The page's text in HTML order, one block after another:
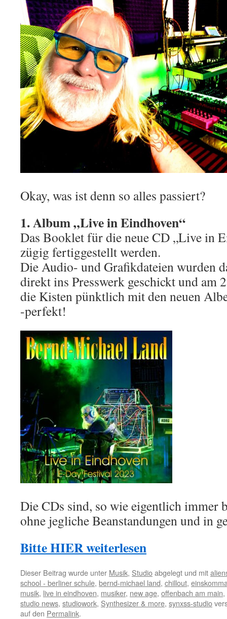
Okay, was ist denn so alles passiert?
1. Album „Live in Eindhoven“
Das Booklet für die neue CD „Live in
zügig fertiggestellt werden.
Die Audio- und Grafikdateien wurden
direkt ins Presswerk geschickt und am
die Kisten pünktlich mit den neuen
-perfekt!
Die CDs sind, so wie eigentlich immer
ohne jegliche Beanstandungen und in
Bitte HIER weiterlesen
Dieser Beitrag wurde unter Musik, Studioabgelegt und mit
school - berliner schule, bernd-michael land, chillout,
musik, live in eindhoven, musiker, new age, offenbach am main,
studio news, studiowork, Synthesizer & more, synxss-studio
auf den Permalink.